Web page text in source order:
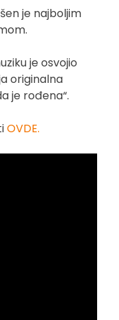
je najboljim
je osvojio
originalna
je rođena“.
OVDE.